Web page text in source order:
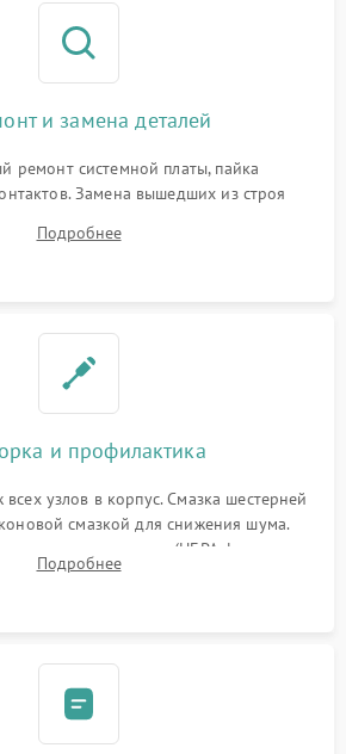
и замена деталей
ремонт системной платы, пайка
Замена вышедших из строя
аккумулятора, неисправного
воды. Восстановление шлейфов и
Подробнее
и профилактика
узлов в корпус. Смазка шестерней
смазкой для снижения шума.
материалов (HEPA-фильтров,
Надежная фиксация разъемов и
Подробнее